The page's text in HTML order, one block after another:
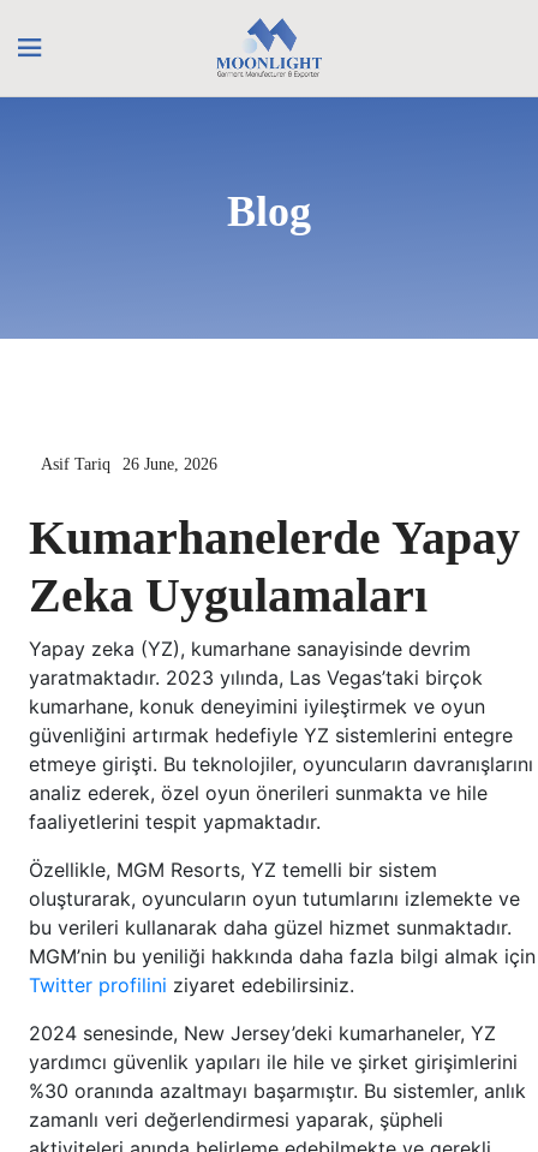
Blog
Asif Tariq 26 June, 2026
Kumarhanelerde Yapay
Zeka Uygulamaları
Yapay zeka (YZ), kumarhane sanayisinde devrim
yaratmaktadır. 2023 yılında, Las Vegas’taki birçok
kumarhane, konuk deneyimini iyileştirmek ve oyun
güvenliğini artırmak hedefiyle YZ sistemlerini entegre
etmeye girişti. Bu teknolojiler, oyuncuların davranışlarını
analiz ederek, özel oyun önerileri sunmakta ve hile
faaliyetlerini tespit yapmaktadır.
Özellikle, MGM Resorts, YZ temelli bir sistem
oluşturarak, oyuncuların oyun tutumlarını izlemekte ve
bu verileri kullanarak daha güzel hizmet sunmaktadır.
MGM’nin bu yeniliği hakkında daha fazla bilgi almak için
Twitter profilini ziyaret edebilirsiniz.
2024 senesinde, New Jersey’deki kumarhaneler, YZ
yardımcı güvenlik yapıları ile hile ve şirket girişimlerini
%30 oranında azaltmayı başarmıştır. Bu sistemler, anlık
zamanlı veri değerlendirmesi yaparak, şüpheli